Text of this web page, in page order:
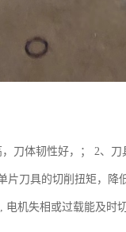
刀体韧性好，； 2、
刀具的切削扭矩，降
机失相或过载能及